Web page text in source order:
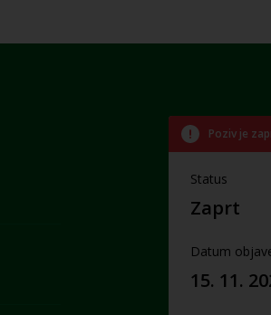
Poziv je
Status
Zaprt
Datum
15. 11.